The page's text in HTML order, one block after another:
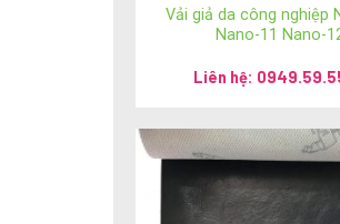
Vải giả da công nghiệp
Nano-11 Nano-
Liên hệ: